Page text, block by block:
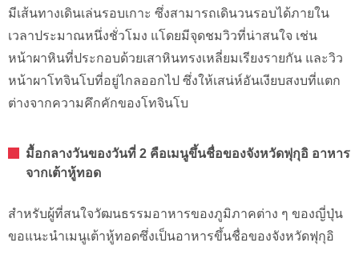
มีเส้นทางเดินเล่นรอบเกาะ ซึ่งสามารถเดินวนรอบได้ภายใน
เวลาประมาณหนึ่งชั่วโมง แโดยมีจุดชมวิวที่น่าสนใจ เช่น
หน้าผาหินที่ประกอบด้วยเสาหินทรงเหลี่ยมเรียงรายกัน และวิว
หน้าผาโทจินโบที่อยู่ไกลออกไป ซึ่งให้เสน่ห์อันเงียบสงบที่แตก
ต่างจากความคึกคักของโทจินโบ
มื้อกลางวันของวันที่ 2 คือเมนูขึ้นชื่อของจังหวัดฟุกุอิ อาหาร
จากเต้าหู้ทอด
สำหรับผู้ที่สนใจวัฒนธรรมอาหารของภูมิภาคต่าง ๆ ของญี่ปุ่น
ขอแนะนำเมนูเต้าหู้ทอดซึ่งเป็นอาหารขึ้นชื่อของจังหวัดฟุกุอิ